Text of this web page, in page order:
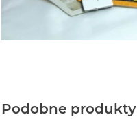
Podobne produkty